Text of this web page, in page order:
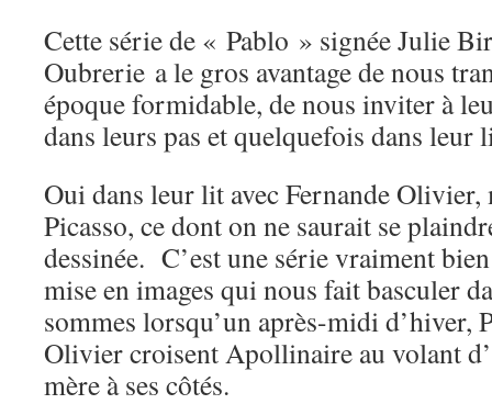
Cette série de « Pablo » signée Julie
Oubrerie a le gros avantage de nous
époque formidable, de nous inviter à
dans leurs pas et quelquefois dans
Oui dans leur lit avec Fernande Olivier,
Picasso, ce dont on ne saurait se
dessinée. C’est une série vraiment
mise en images qui nous fait basculer
sommes lorsqu’un après-midi d’hiver,
Olivier croisent Apollinaire au volant
mère à ses côtés.